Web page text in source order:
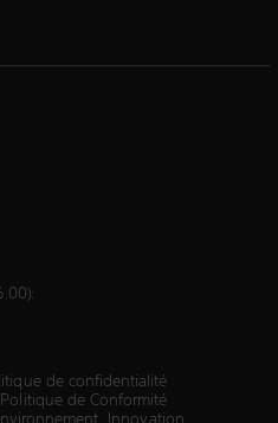
de confidentialité
Politique de Conformité
Innovation